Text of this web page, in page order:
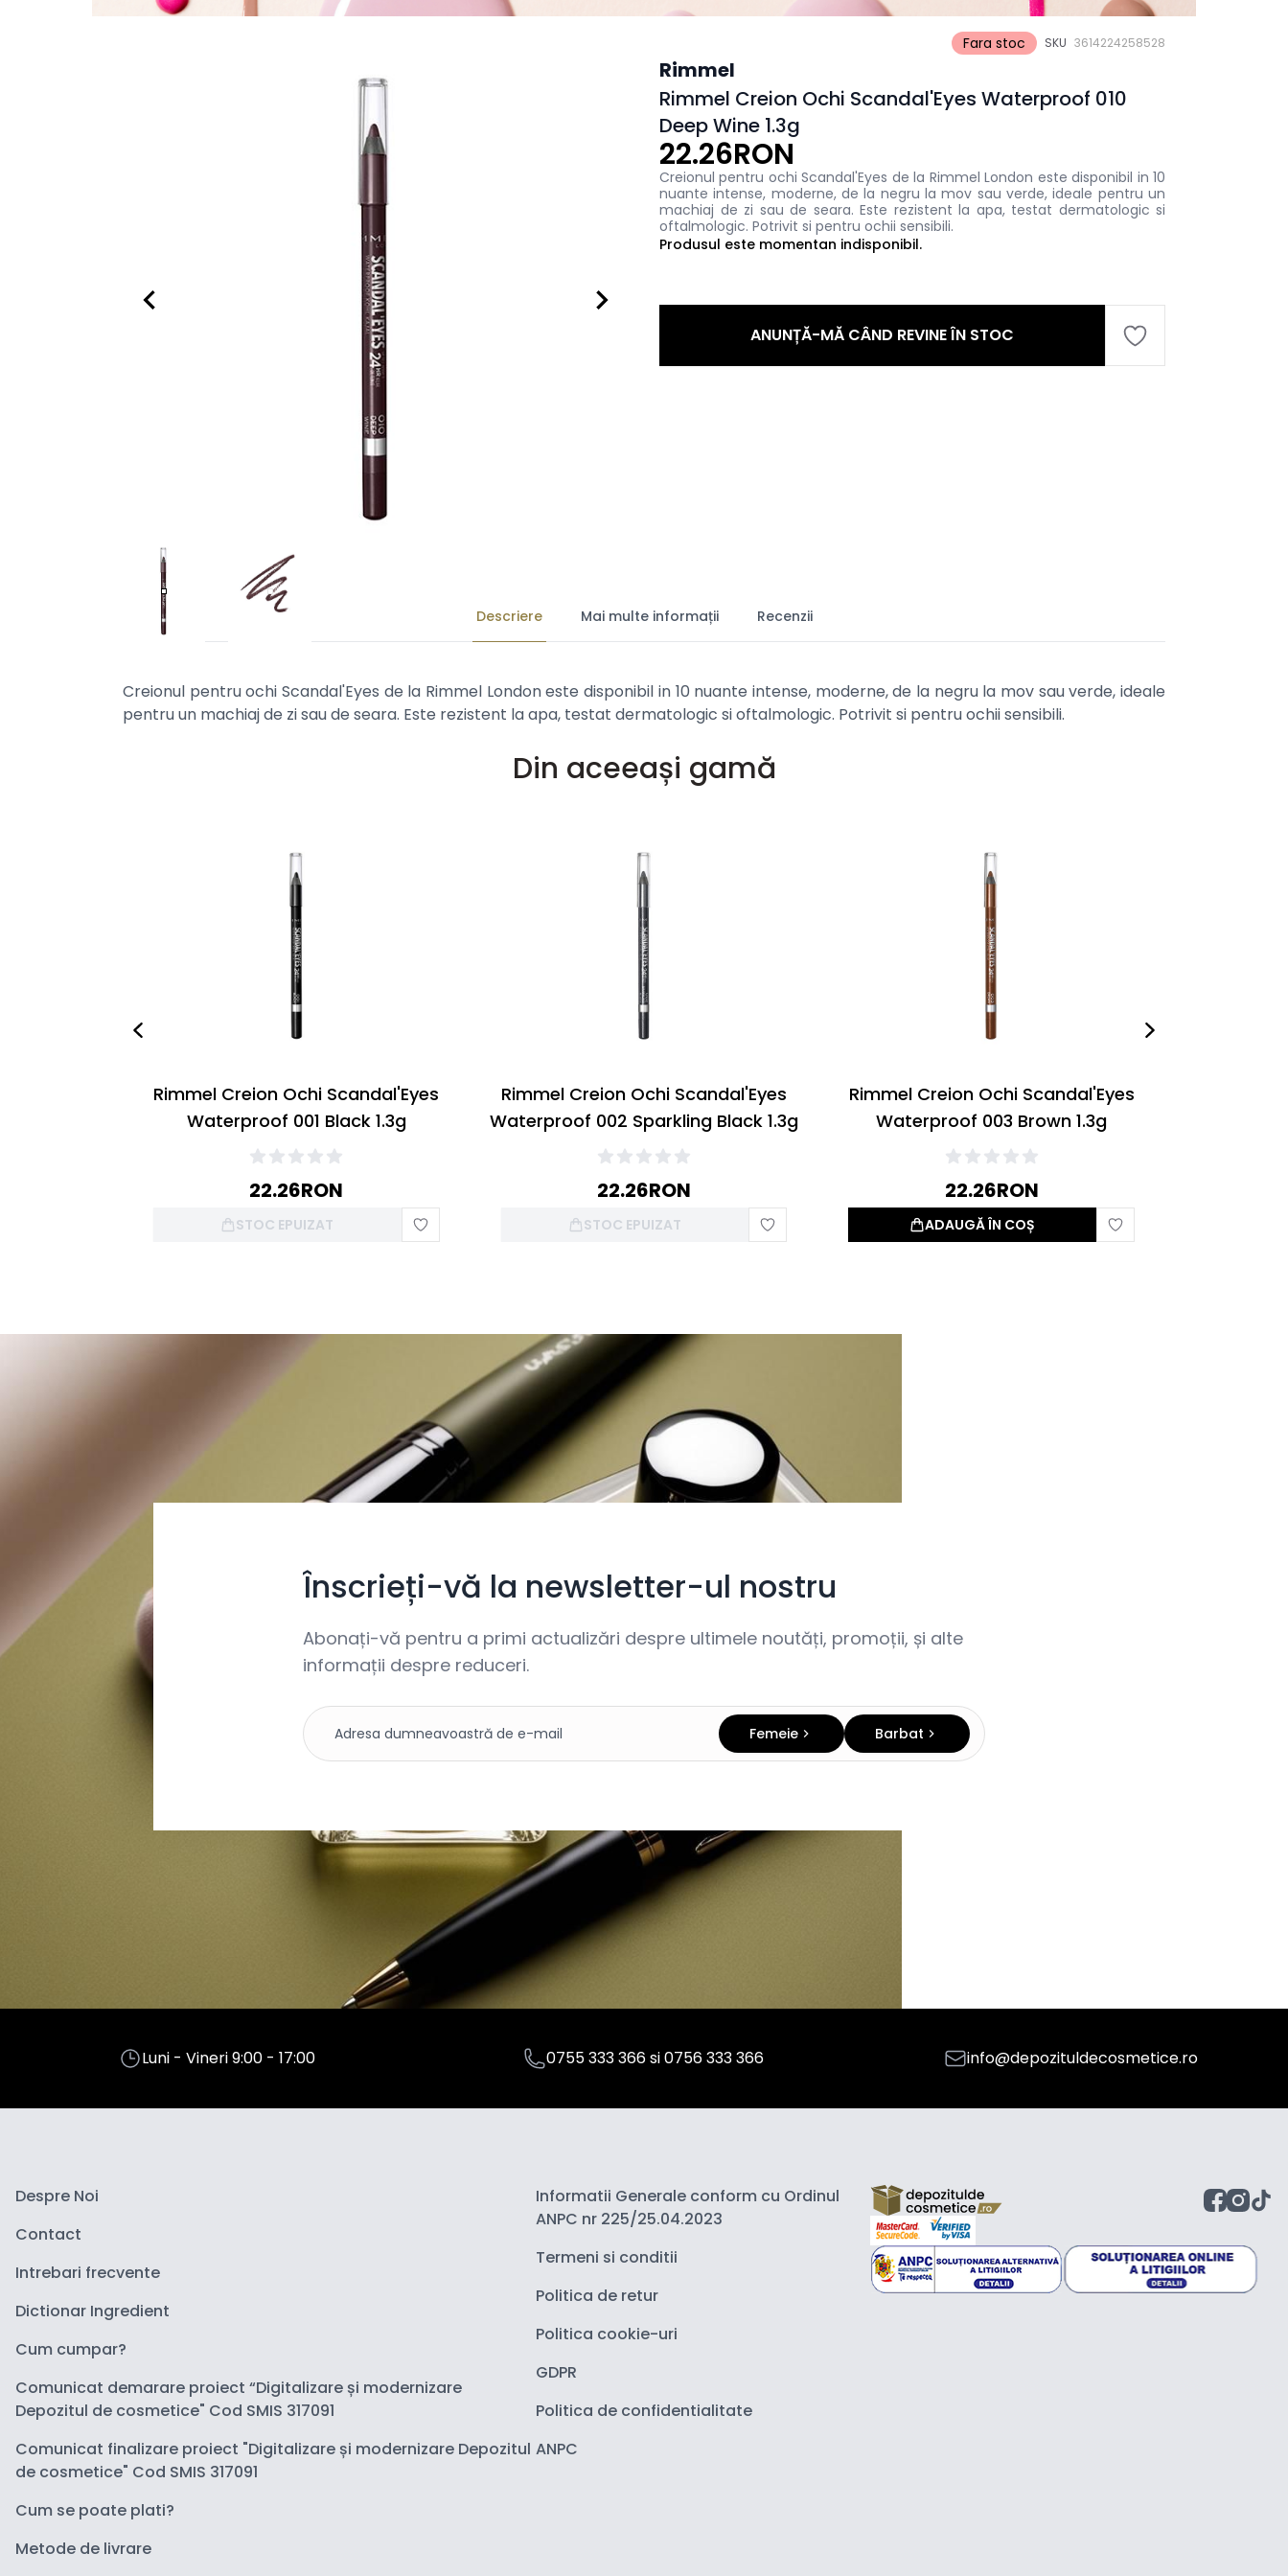
Fara stoc SKU 3614224258528
Rimmel
Rimmel Creion Ochi Scandal'Eyes Waterproof 010
Deep Wine 1.3g
22.26RON
Creionul pentru ochi Scandal'Eyes de la Rimmel London este disponibil in 10
nuante intense, moderne, de la negru la mov sau verde, ideale pentru un
machiaj de zi sau de seara. Este rezistent la apa, testat dermatologic si
oftalmologic. Potrivit si pentru ochii sensibili.
Produsul este momentan indisponibil.
ANUNȚĂ-MĂ CÂND REVINE ÎN STOC
Descriere Mai multe informații Recenzii
Creionul pentru ochi Scandal'Eyes de la Rimmel London este disponibil in 10 nuante intense, moderne, de la negru la mov sau verde, ideale
pentru un machiaj de zi sau de seara. Este rezistent la apa, testat dermatologic si oftalmologic. Potrivit si pentru ochii sensibili.
Din aceeași gamă
Rimmel Creion Ochi Scandal'Eyes
Waterproof 001 Black 1.3g
22.26RON
STOC EPUIZAT
Rimmel Creion Ochi Scandal'Eyes
Waterproof 002 Sparkling Black 1.3g
22.26RON
STOC EPUIZAT
Rimmel Creion Ochi Scandal'Eyes
Waterproof 003 Brown 1.3g
22.26RON
ADAUGĂ ÎN COȘ
Înscrieți-vă la newsletter-ul nostru
Abonați-vă pentru a primi actualizări despre ultimele noutăți, promoții, și alte
informații despre reduceri.
Femeie Barbat
Luni - Vineri 9:00 - 17:00 0755 333 366si0756 333 366 info@depozituldecosmetice.ro
Despre Noi
Contact
Intrebari frecvente
Dictionar Ingredient
Cum cumpar?
Comunicat demarare proiect “Digitalizare și modernizare
Depozitul de cosmetice" Cod SMIS 317091
Comunicat finalizare proiect "Digitalizare și modernizare Depozitul
de cosmetice" Cod SMIS 317091
Cum se poate plati?
Metode de livrare
Informatii Generale conform cu Ordinul
ANPC nr 225/25.04.2023
Termeni si conditii
Politica de retur
Politica cookie-uri
GDPR
Politica de confidentialitate
ANPC